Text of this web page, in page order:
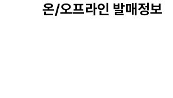
온/오프라인 발매정보